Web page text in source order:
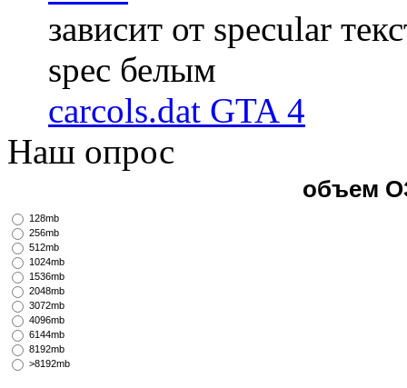
зависит от specular
spec белым
carcols.dat GTA 4
Наш опрос
объем
128mb
256mb
512mb
1024mb
1536mb
2048mb
3072mb
4096mb
6144mb
8192mb
>8192mb